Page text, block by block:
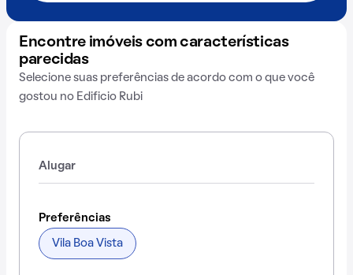
Encontre imóveis com características
parecidas
Selecione suas preferências de acordo com o que você
gostou no Edificio Rubi
Alugar
Preferências
Vila Boa Vista